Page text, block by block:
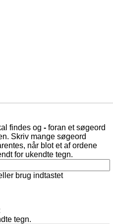
findes og - foran et søgeord
Skriv mange søgeord
når blot et af ordene
for ukendte tegn.
brug indtastet
tegn.